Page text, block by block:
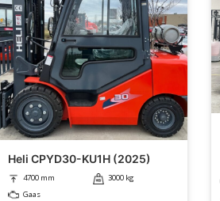
Heli CPYD30-KU1H (2025)
4700 mm
3000 kg
Gaas